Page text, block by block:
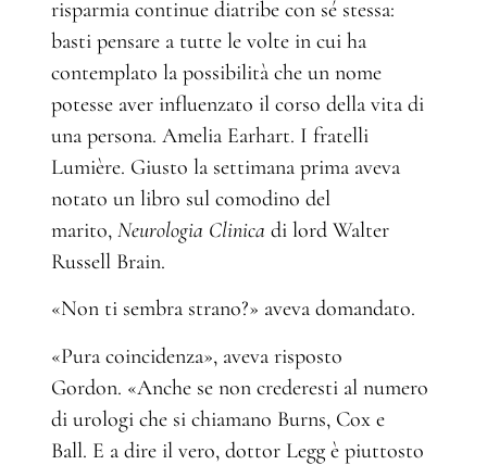
risparmia continue diatribe con sé stessa:
basti pensare a tutte le volte in cui ha
contemplato la possibilità che un nome
potesse aver influenzato il corso della vita di
una persona. Amelia Earhart. I fratelli
Lumière. Giusto la settimana prima aveva
notato un libro sul comodino del
marito, Neurologia Clinica di lord Walter
Russell Brain.
«Non ti sembra strano?» aveva domandato.
«Pura coincidenza», aveva risposto
Gordon. «Anche se non crederesti al numero
di urologi che si chiamano Burns, Cox e
Ball. E a dire il vero, dottor Legg è piuttosto